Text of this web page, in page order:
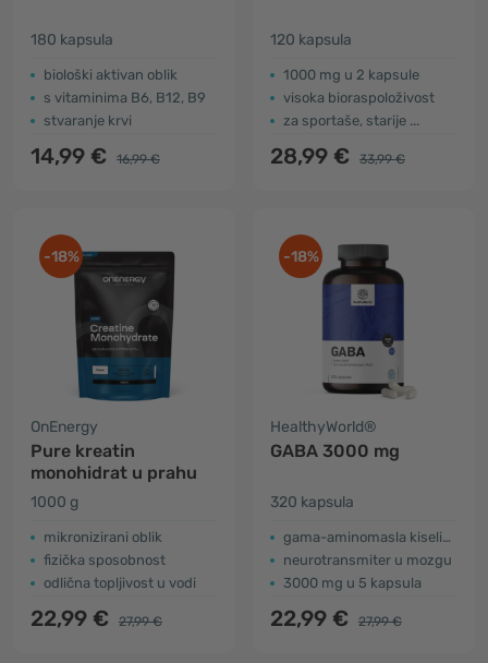
180 kapsula
biološki aktivan oblik
s vitaminima B6, B12, B9
stvaranje krvi
14,99 € 16,99 €
120 kapsula
1000 mg u 2 kapsule
visoka bioraspoloživost
za sportaše, starije ...
28,99 € 33,99 €
-18%
OnEnergy
Pure kreatin
monohidrat u prahu
1000 g
mikronizirani oblik
fizička sposobnost
odlična topljivost u vodi
22,99 € 27,99 €
-18%
HealthyWorld®
GABA 3000 mg
320 kapsula
gama-aminomasla kiselina
neurotransmiter u mozgu
3000 mg u 5 kapsula
22,99 € 27,99 €